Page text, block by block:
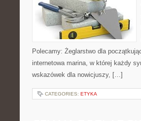
Polecamy: Żeglarstwo dla
internetowa marina, w której każdy
wskazówek dla nowicjuszy, […]
CATEGORIES: ETYKA